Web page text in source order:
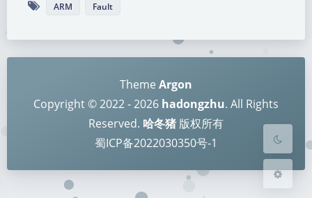
暗黑模式
关闭 日落
ARM Fault
Theme Argon
Copyright © 2022 - 2026 hadongzhu. All Rights
Reserved. 哈冬猪 版权所有
蜀ICP备2022030350号-1